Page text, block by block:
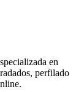
en
perfilado